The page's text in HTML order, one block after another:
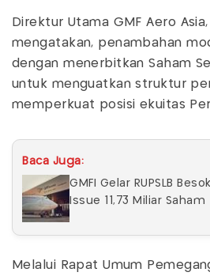
Direktur Utama GMF Aero
mengatakan, penambahan
dengan menerbitkan Saham
untuk menguatkan struktur
memperkuat posisi ekuitas
Baca Juga:
GMFI Gelar RUPSLB
Issue 11,73 Miliar Saham
Melalui Rapat Umum